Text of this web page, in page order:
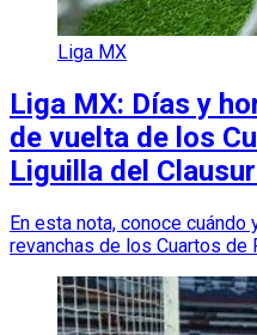
Liga MX
Liga MX: Días y
de vuelta de los
Liguilla del
En esta nota, conoce
revanchas de los Cuartos de